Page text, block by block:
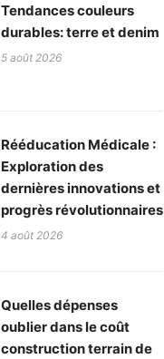
Tendances couleurs
durables: terre et denim
5 août 2026
Rééducation Médicale :
Exploration des
dernières innovations et
progrès révolutionnaires
4 août 2026
Quelles dépenses
oublier dans le coût
construction terrain de